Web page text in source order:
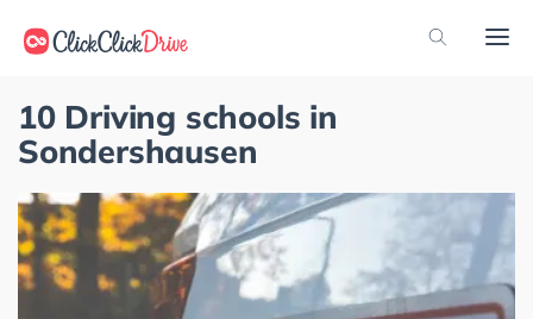
10 Driving schools in
Sondershausen